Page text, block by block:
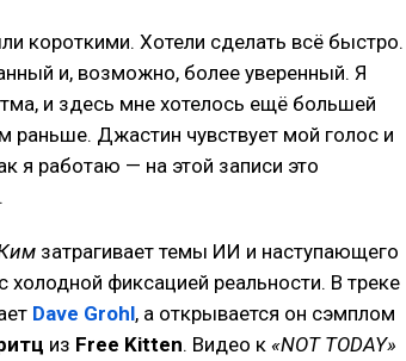
короткими. Хотели сделать всё быстро.
и, возможно, более уверенный. Я
и здесь мне хотелось ещё большей
раньше. Джастин чувствует мой голос и
я работаю — на этой записи это
затрагивает темы ИИ и наступающего
фиксацией реальности. В треке
Dave Grohl, а открывается он сэмплом
из Free Kitten. Видео к «NOT TODAY»